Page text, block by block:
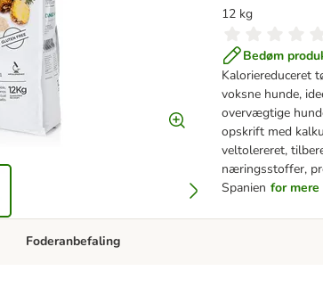
12 kg
Bedøm
Kaloriereduceret
voksne hunde,
overvægtige
opskrift med
veltolereret,
næringsstoffer,
Spanien for
Foderanbefaling